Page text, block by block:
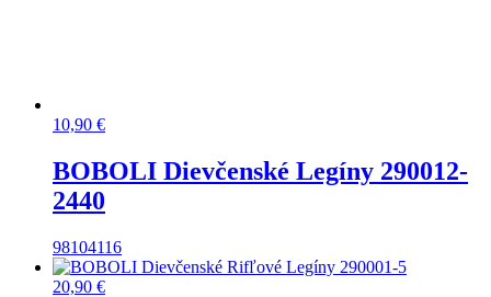
10,90 €
BOBOLI Dievčenské Legíny 290012-
2440
98104116
20,90 €